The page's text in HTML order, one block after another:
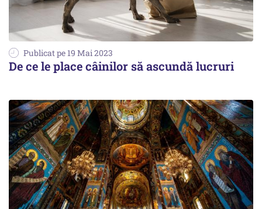
Publicat pe 19 Mai 2023
De ce le place câinilor să ascundă lucruri